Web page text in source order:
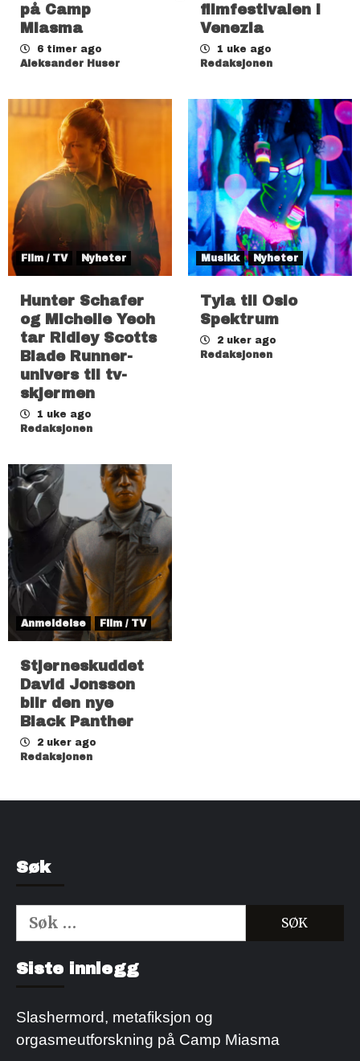
på Camp
Miasma
6 timer ago
Aleksander Huser
filmfestivalen i
Venezia
1 uke ago
Redaksjonen
Film / TV Nyheter
Hunter Schafer
og Michelle Yeoh
tar Ridley Scotts
Blade Runner-
univers til tv-
skjermen
1 uke ago
Redaksjonen
Musikk Nyheter
Tyla til Oslo
Spektrum
2 uker ago
Redaksjonen
Anmeldelse Film / TV
Stjerneskuddet
David Jonsson
blir den nye
Black Panther
2 uker ago
Redaksjonen
Søk
Søk
etter:
Siste innlegg
Slashermord, metafiksjon og
orgasmeutforskning på Camp Miasma